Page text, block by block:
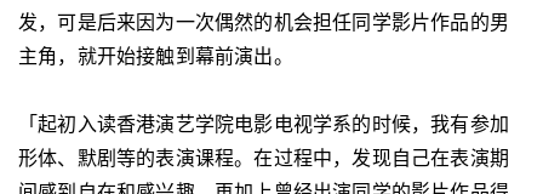
发，可是后来因为一次偶然的机会担任同学影片作品的男
主角，就开始接触到幕前演出。
「起初入读香港演艺学院电影电视学系的时候，我有参加
形体、默剧等的表演课程。在过程中，发现自己在表演期